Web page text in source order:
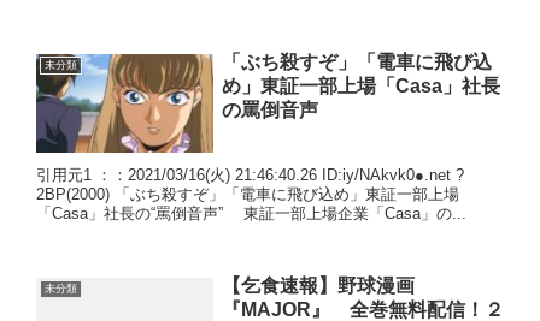
未分類
「ぶち殺すぞ」「電車に飛び込
め」東証一部上場「Casa」社長
の罵倒音声
引用元1 ：：2021/03/16(火) 21:46:40.26 ID:iy/NAkvk0●.net ?
2BP(2000) 「ぶち殺すぞ」「電車に飛び込め」東証一部上場
「Casa」社長の“罵倒音声” 東証一部上場企業「Casa」の...
未分類
【乞食速報】野球漫画
『MAJOR』 全巻無料配信！２